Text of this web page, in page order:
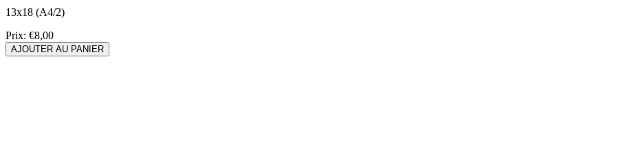
13x18 (A4/2)
Prix: €8,00